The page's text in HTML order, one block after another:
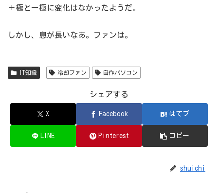
＋極とー極に変化はなかったようだ。
しかし、息が長いなあ。ファンは。
IT知識 冷却ファン 自作パソコン
シェアする
X Facebook はてブ
LINE Pinterest コピー
shuichi